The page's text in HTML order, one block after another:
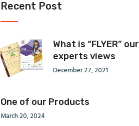
Recent Post
What is “FLYER” our
experts views
December 27, 2021
One of our Products
March 20, 2024